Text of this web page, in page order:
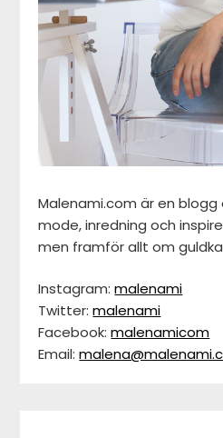
Malenami.com är en
mode, inredning och
men framför allt om
Instagram:malenami
Twitter:malenami
Facebook:malenamicom
Email: